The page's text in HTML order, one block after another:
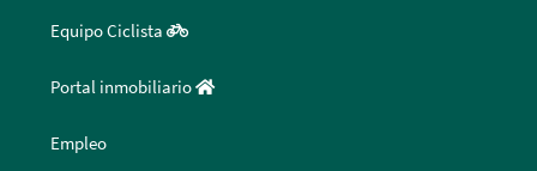
Equipo Ciclista
Portal inmobiliario
Empleo